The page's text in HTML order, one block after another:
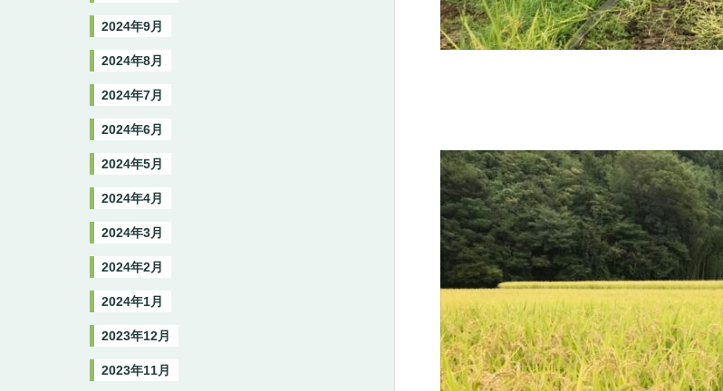
2024年9月
2024年8月
2024年7月
2024年6月
2024年5月
2024年4月
2024年3月
2024年2月
2024年1月
2023年12月
2023年11月